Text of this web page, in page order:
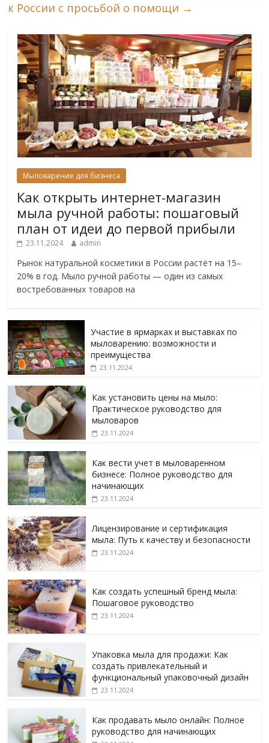
к России с просьбой о помощи →
Мыловарение для бизнеса
Как открыть интернет-магазин
мыла ручной работы: пошаговый
план от идеи до первой прибыли
23.11.2024 admin
Рынок натуральной косметики в России растёт на 15–
20% в год. Мыло ручной работы — один из самых
востребованных товаров на
Участие в ярмарках и выставках по
мыловарению: возможности и
преимущества
23.11.2024
Как установить цены на мыло:
Практическое руководство для
мыловаров
23.11.2024
Как вести учет в мыловаренном
бизнесе: Полное руководство для
начинающих
23.11.2024
Лицензирование и сертификация
мыла: Путь к качеству и безопасности
23.11.2024
Как создать успешный бренд мыла:
Пошаговое руководство
23.11.2024
Упаковка мыла для продажи: Как
создать привлекательный и
функциональный упаковочный дизайн
23.11.2024
Как продавать мыло онлайн: Полное
руководство для начинающих